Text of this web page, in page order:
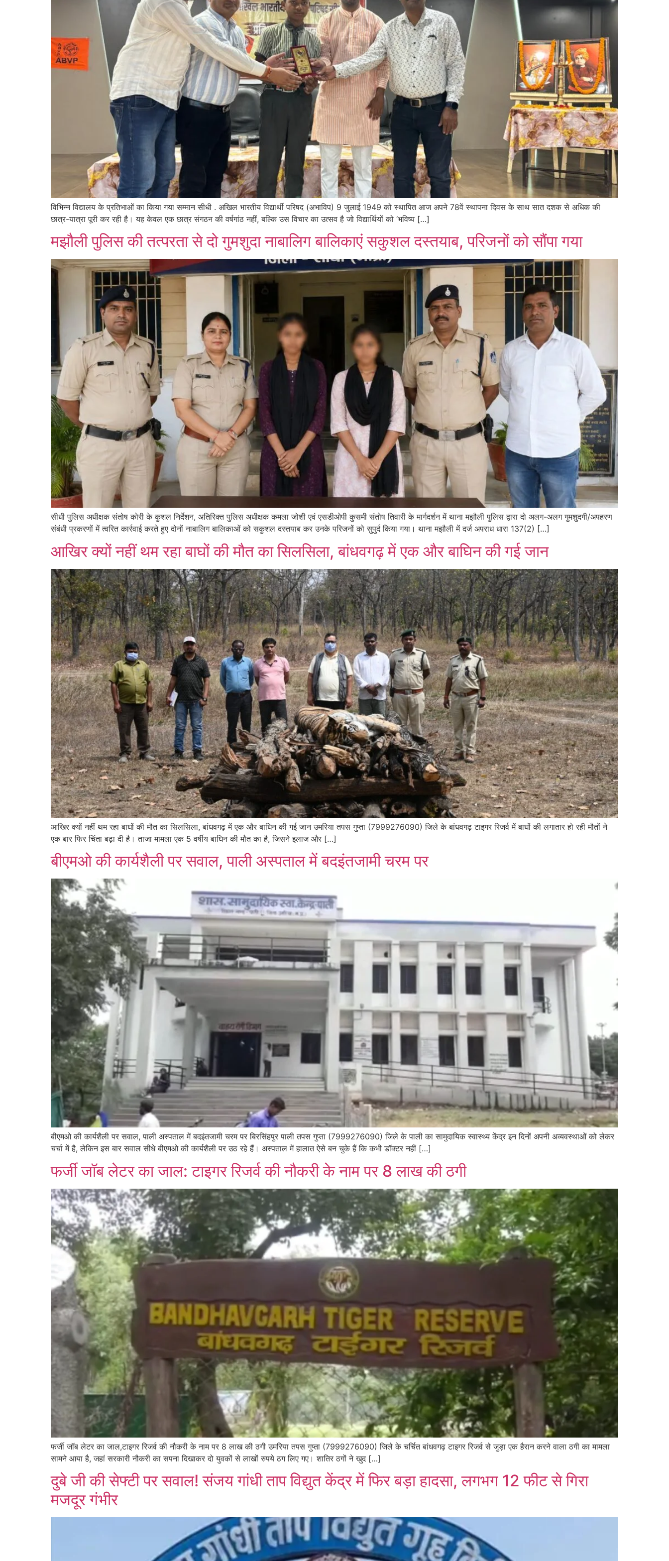
विभिन्न विद्यालय के प्रतिभाओं का किया गया सम्मान सीधी . अखिल भारतीय विद्यार्थी परिषद (अभाविप) 9 जुलाई 1949 को स्थापित आज अपने 78वें स्थापना दिवस के साथ सात दशक से अधिक की
छात्र-यात्रा पूरी कर रही है। यह केवल एक छात्र संगठन की वर्षगांठ नहीं, बल्कि उस विचार का उत्सव है जो विद्यार्थियों को ‘भविष्य […]
मझौली पुलिस की तत्परता से दो गुमशुदा नाबालिग बालिकाएं सकुशल दस्तयाब, परिजनों को सौंपा गया
सीधी पुलिस अधीक्षक संतोष कोरी के कुशल निर्देशन, अतिरिक्त पुलिस अधीक्षक कमला जोशी एवं एसडीओपी कुसमी संतोष तिवारी के मार्गदर्शन में थाना मझौली पुलिस द्वारा दो अलग-अलग गुमशुदगी/अपहरण
संबंधी प्रकरणों में त्वरित कार्रवाई करते हुए दोनों नाबालिग बालिकाओं को सकुशल दस्तयाब कर उनके परिजनों को सुपुर्द किया गया। थाना मझौली में दर्ज अपराध धारा 137(2) […]
आखिर क्यों नहीं थम रहा बाघों की मौत का सिलसिला, बांधवगढ़ में एक और बाघिन की गई जान
आखिर क्यों नहीं थम रहा बाघों की मौत का सिलसिला, बांधवगढ़ में एक और बाघिन की गई जान उमरिया तपस गुप्ता (7999276090) जिले के बांधवगढ़ टाइगर रिजर्व में बाघों की लगातार हो रही मौतों ने
एक बार फिर चिंता बढ़ा दी है। ताजा मामला एक 5 वर्षीय बाघिन की मौत का है, जिसने इलाज और […]
बीएमओ की कार्यशैली पर सवाल, पाली अस्पताल में बदइंतजामी चरम पर
बीएमओ की कार्यशैली पर सवाल, पाली अस्पताल में बदइंतजामी चरम पर बिरसिंहपुर पाली तपस गुप्ता (7999276090) जिले के पाली का सामुदायिक स्वास्थ्य केंद्र इन दिनों अपनी अव्यवस्थाओं को लेकर
चर्चा में है, लेकिन इस बार सवाल सीधे बीएमओ की कार्यशैली पर उठ रहे हैं। अस्पताल में हालात ऐसे बन चुके हैं कि कभी डॉक्टर नहीं […]
फर्जी जॉब लेटर का जाल: टाइगर रिजर्व की नौकरी के नाम पर 8 लाख की ठगी
फर्जी जॉब लेटर का जाल,टाइगर रिजर्व की नौकरी के नाम पर 8 लाख की ठगी उमरिया तपस गुप्ता (7999276090) जिले के चर्चित बांधवगढ़ टाइगर रिजर्व से जुड़ा एक हैरान करने वाला ठगी का मामला
सामने आया है, जहां सरकारी नौकरी का सपना दिखाकर दो युवकों से लाखों रुपये ठग लिए गए। शातिर ठगों ने खुद […]
दुबे जी की सेफ्टी पर सवाल! संजय गांधी ताप विद्युत केंद्र में फिर बड़ा हादसा, लगभग 12 फीट से गिरा
मजदूर गंभीर